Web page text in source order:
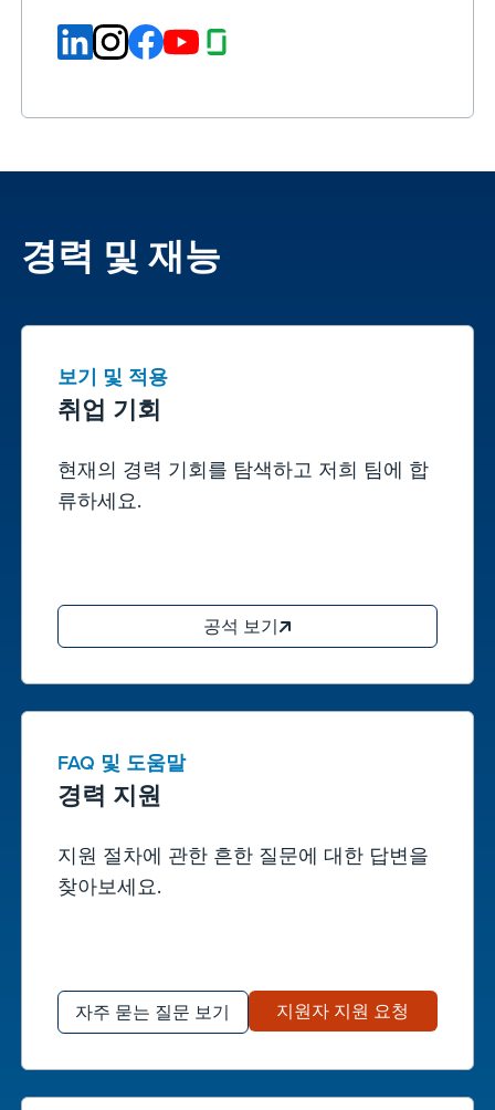
경력 및 재능
보기 및 적용
취업 기회
현재의 경력 기회를 탐색하고 저희 팀에 합
류하세요.
공석 보기
FAQ 및 도움말
경력 지원
지원 절차에 관한 흔한 질문에 대한 답변을
찾아보세요.
자주 묻는 질문 보기 지원자 지원 요청